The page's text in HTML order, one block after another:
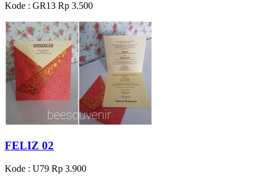
Kode : GR13 Rp 3.500
FELIZ 02
Kode : U79 Rp 3.900